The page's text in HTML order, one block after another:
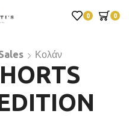
0 0
Κολάν